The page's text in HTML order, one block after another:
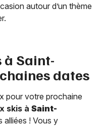
autour d’un thème
à Saint-
dates
pour votre prochaine
skis à Saint-
alliées ! Vous y